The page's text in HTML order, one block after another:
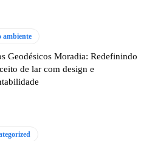
ambiente
Geodésicos Moradia: Redefinindo
de lar com design e